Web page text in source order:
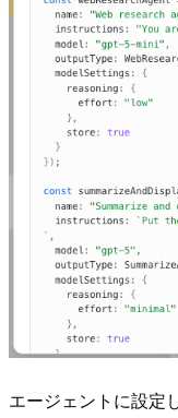
エージェントに設定